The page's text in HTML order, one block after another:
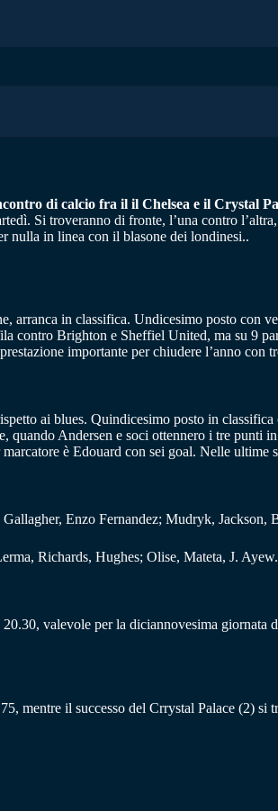
di calcio fra il il Chelsea e il Crystal
Si troveranno di fronte, l’una contro
nulla in linea con il blasone dei londinesi..
arranca in classifica. Undicesimo posto
Brighton e Sheffiel United, ma su 9
importante per chiudere l’anno
ai blues. Quindicesimo posto in
quando Andersen e soci ottennero i tre punti
è Edouard con sei goal. Nelle ultime
Enzo Fernandez; Mudryk, Jackson,
Richards, Hughes; Olise, Mateta, J.
valevole per la diciannovesima giornata
mentre il successo del Crrystal Palace (2)